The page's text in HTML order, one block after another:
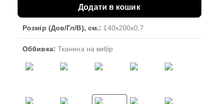
Розмір (Дов/Гл/В), см.: 140x200x0,7
Оббивка: Тканина на вибір
Додати в кошик